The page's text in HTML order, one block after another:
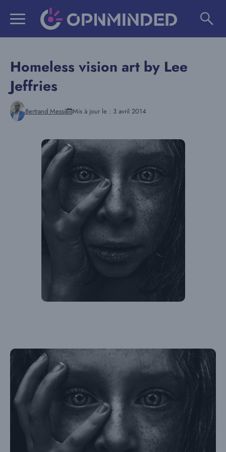
Homeless vision art by Lee
Jeffries
Bertrand Messi Mis à jour le : 3 avril 2014